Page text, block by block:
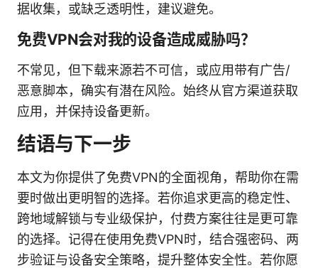
据收集，或缺乏透明性，建议避免。
免费VPN会对我的设备造成威胁吗？
不常见，但下载来源若不可信，或应用带有广告/
恶意脚本，确实有潜在风险。始终从官方渠道获取
应用，并保持设备更新。
结语与下一步
本文为你提供了免费VPN的全面视角，帮助你在需
要时做出更明智的选择。若你追求更高的稳定性、
跨地域解锁与专业级保护，付费方案往往是更可靠
的选择。记得在使用免费VPN时，结合强密码、两
步验证与设备安全策略，提升整体安全性。若你愿